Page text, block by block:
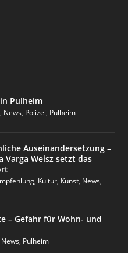
Pulheim
, News, Polizei, Pulheim
Auseinandersetzung –
Varga Weisz setzt das
, Kultur, Kunst, News,
– Gefahr für Wohn- und
News, Pulheim